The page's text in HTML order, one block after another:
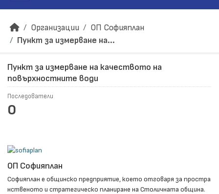
Организации
ОП Софияплан
Пункт за измерване на...
Пункт за измерване на качеството на
повърхностните води
Последователи
0
ОП Софияплан
Софияплан e общинско предприятие, което отговаря за простра
нственото и стратегическо планиране на Столичната община.